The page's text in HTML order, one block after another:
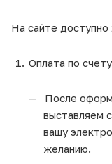
На сайте доступно
Оплата по
После
выставляем
вашу
желанию.